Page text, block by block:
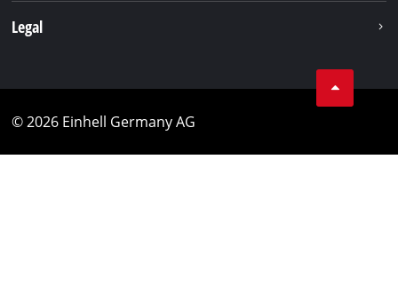
Legal
© 2026 Einhell Germany AG